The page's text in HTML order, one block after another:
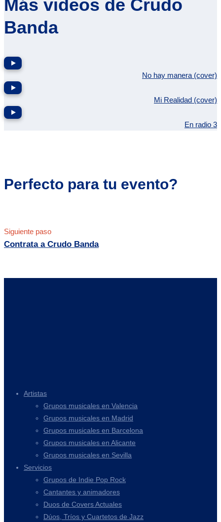
Más videos de Crudo
Banda
No hay manera (cover)
Mi Realidad (cover)
En radio 3
Perfecto para tu evento?
Siguiente paso
Contrata a Crudo Banda
Artistas
Grupos musicales en Valencia
Grupos musicales en Madrid
Grupos musicales en Barcelona
Grupos musicales en Alicante
Grupos musicales en Sevilla
Servicios
Grupos de Indie Pop Rock
Cantantes y animadores
Duos de Covers Actuales
Dúos, Tríos y Cuartetos de Jazz